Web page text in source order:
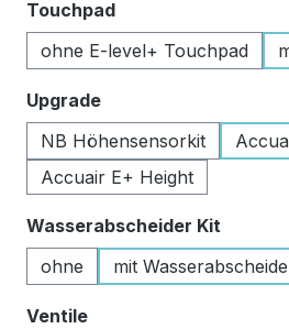
Touchpadauswählen
ohne E-level+ Touchpad
Upgradeauswählen
NB Höhensensorkit
Accuair E+ Height
Wasserabscheider Kit
ohne
mit
Ventileauswählen